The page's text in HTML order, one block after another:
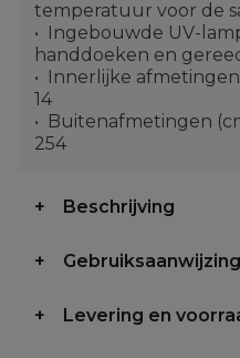
temperatuur voor de
Ingebouwde UV-
handdoeken en
Innerlijke afmetingen
14
Buitenafmetingen
254
Beschrijving
Levering en